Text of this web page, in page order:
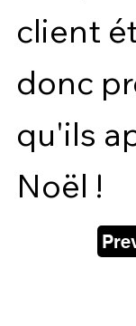
client
donc
qu'ils
Noël !